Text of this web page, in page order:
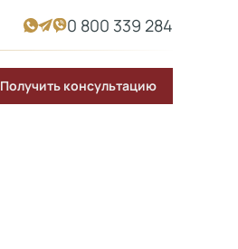
0 800 339 284
Получить консультацию